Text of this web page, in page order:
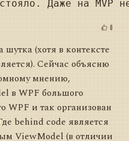
0
(хотя в контексте
Сейчас объясню
мнению,
в WPF большого
WPF и так организован
behind code является
ViewModel (в отличии